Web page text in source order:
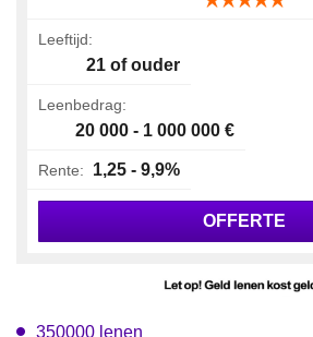
Leeftijd:
21 of ouder
Leenbedrag:
20 000 - 1 000 000 €
Rente: 1,25 - 9,9%
OFFERTE
350000 lenen